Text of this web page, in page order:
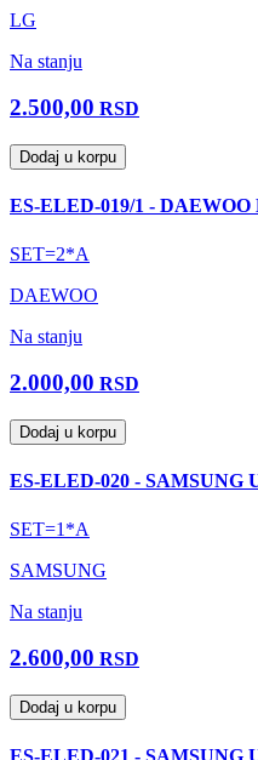
LG
Na stanju
2.500,00 RSD
Dodaj u korpu
ES-ELED-019/1 - DAEWOO
SET=2*A
DAEWOO
Na stanju
2.000,00 RSD
Dodaj u korpu
ES-ELED-020 - SAMSUNG
SET=1*A
SAMSUNG
Na stanju
2.600,00 RSD
Dodaj u korpu